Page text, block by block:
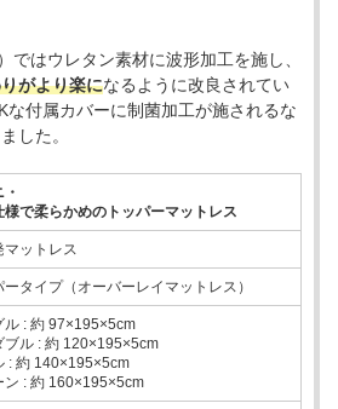
ではウレタン素材に波形加工を施し、
がより楽になるように改良されてい
な付属カバーに制菌加工が施されるな
した。
様で柔らかめのトッパーマットレス
マットレス
ータイプ（オーバーレイマットレス）
ル : 約 97×195×5cm
ブル : 約 120×195×5cm
: 約 140×195×5cm
ン : 約 160×195×5cm